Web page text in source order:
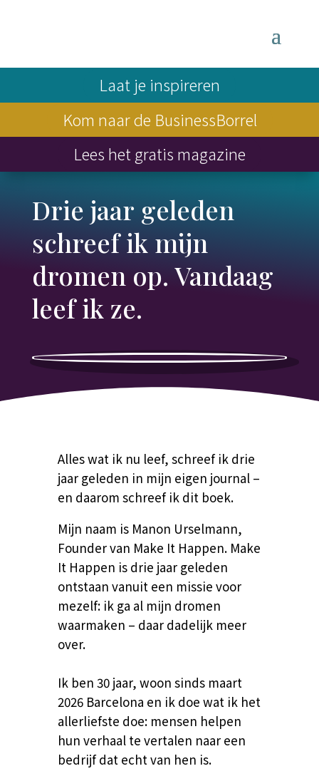
Laat je inspireren
Kom naar de BusinessBorrel
Lees het gratis magazine
Drie jaar geleden
schreef ik mijn
dromen op. Vandaag
leef ik ze.
Alles wat ik nu leef, schreef ik drie
jaar geleden in mijn eigen journal –
en daarom schreef ik dit boek.
Mijn naam is Manon Urselmann,
Founder van Make It Happen. Make
It Happen is drie jaar geleden
ontstaan vanuit een missie voor
mezelf: ik ga al mijn dromen
waarmaken – daar dadelijk meer
over.
Ik ben 30 jaar, woon sinds maart
2026 Barcelona en ik doe wat ik het
allerliefste doe: mensen helpen
hun verhaal te vertalen naar een
bedrijf dat echt van hen is.